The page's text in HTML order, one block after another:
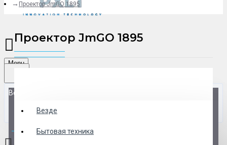
Menu
Везде
Везде
Бытовая техника
0 товар(ов) - 0 р.
Проектор JmGO 1895
Проектор JmGO 1895